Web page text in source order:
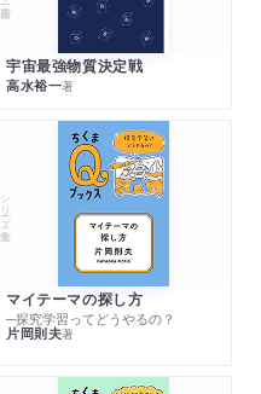
宇宙最強物質決定戦
高水裕一著
シリーズ・全集
マイテーマの探し方
─探究学習ってどうやるの？
片岡則夫著